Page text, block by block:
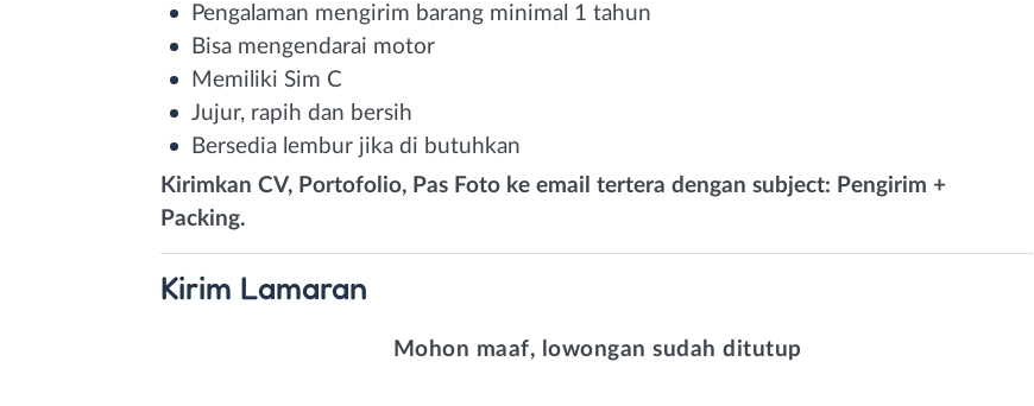
Pengalaman mengirim barang minimal 1 tahun
Bisa mengendarai motor
Memiliki Sim C
Jujur, rapih dan bersih
Bersedia lembur jika di butuhkan
Kirimkan CV, Portofolio, Pas Foto ke email tertera dengan subject: Pengirim +
Packing.
Kirim Lamaran
Mohon maaf, lowongan sudah ditutup